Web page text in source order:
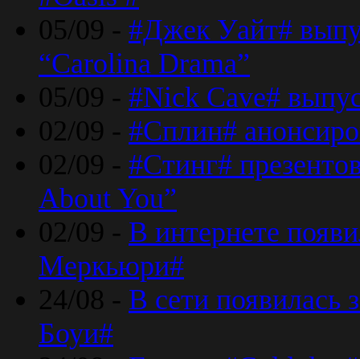
05/09 - #Джек Уайт#
“Carolina Drama”
05/09 - #Nick Cave#
02/09 - #Сплин#
02/09 - #Стинг#
About You”
02/09 - В интернете
Меркьюри#
24/08 - В сети появилась
Боуи#